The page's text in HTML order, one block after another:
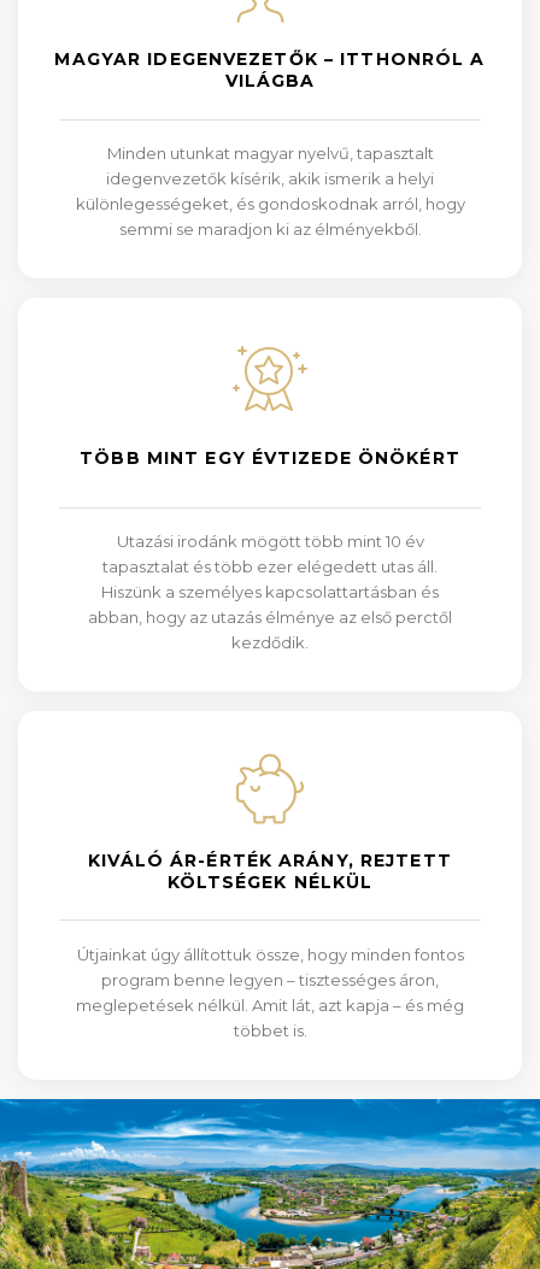
MAGYAR IDEGENVEZETŐK – ITTHONRÓL A
VILÁGBA
Minden utunkat magyar nyelvű, tapasztalt
idegenvezetők kísérik, akik ismerik a helyi
különlegességeket, és gondoskodnak arról, hogy
semmi se maradjon ki az élményekből.
TÖBB MINT EGY ÉVTIZEDE ÖNÖKÉRT
Utazási irodánk mögött több mint 10 év
tapasztalat és több ezer elégedett utas áll.
Hiszünk a személyes kapcsolattartásban és
abban, hogy az utazás élménye az első perctől
kezdődik.
KIVÁLÓ ÁR-ÉRTÉK ARÁNY, REJTETT
KÖLTSÉGEK NÉLKÜL
Útjainkat úgy állítottuk össze, hogy minden fontos
program benne legyen – tisztességes áron,
meglepetések nélkül. Amit lát, azt kapja – és még
többet is.